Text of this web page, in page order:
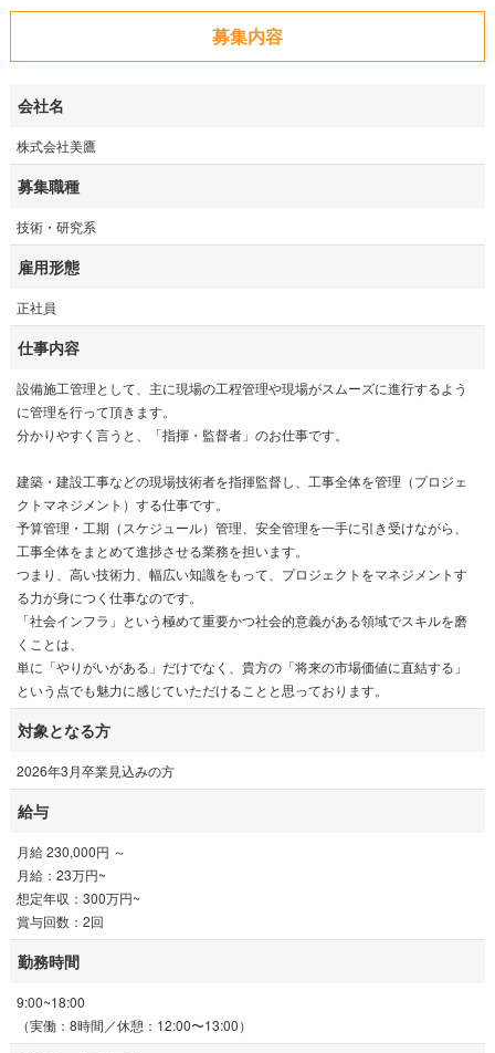
募集内容
会社名
株式会社美鷹
募集職種
技術・研究系
雇用形態
正社員
仕事内容
設備施工管理として、主に現場の工程管理や現場がスムーズに進行するよう
に管理を行って頂きます。
分かりやすく言うと、「指揮・監督者」のお仕事です。
建築・建設工事などの現場技術者を指揮監督し、工事全体を管理（プロジェ
クトマネジメント）する仕事です。
予算管理・工期（スケジュール）管理、安全管理を一手に引き受けながら、
工事全体をまとめて進捗させる業務を担います。
つまり、高い技術力、幅広い知識をもって、プロジェクトをマネジメントす
る力が身につく仕事なのです。
「社会インフラ」という極めて重要かつ社会的意義がある領域でスキルを磨
くことは、
単に「やりがいがある」だけでなく、貴方の「将来の市場価値に直結する」
という点でも魅力に感じていただけることと思っております。
対象となる方
2026年3月卒業見込みの方
給与
月給 230,000円 ～
月給：23万円~
想定年収：300万円~
賞与回数：2回
勤務時間
9:00~18:00
（実働：8時間／休憩：12:00〜13:00）